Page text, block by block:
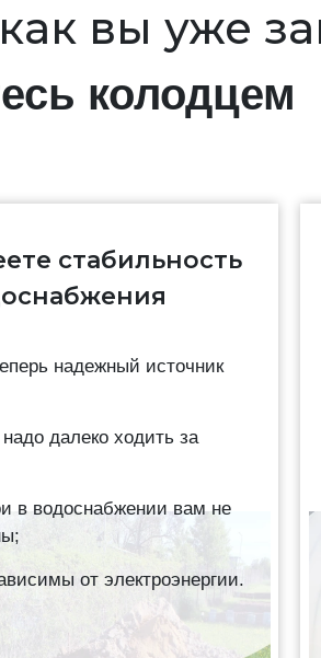
вы уже
колодцем
стабильность
надежный источник
далеко ходить за
в водоснабжении вам не
от электроэнергии.